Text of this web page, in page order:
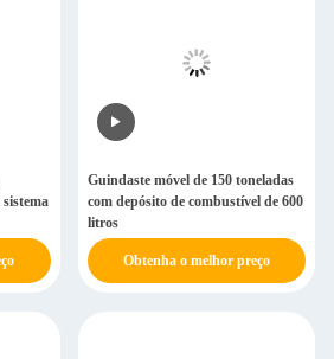
Guindaste móvel de 150 toneladas
com depósito de combustível de 600
litros
Obtenha o melhor preço